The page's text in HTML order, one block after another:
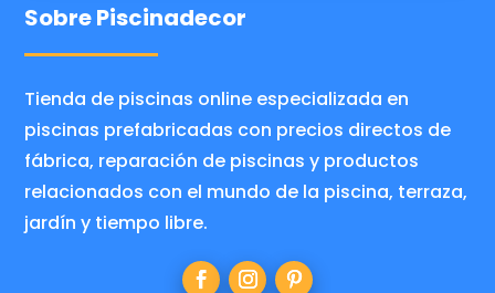
Sobre Piscinadecor
Tienda de piscinas online especializada en
piscinas prefabricadas con precios directos de
fábrica, reparación de piscinas y productos
relacionados con el mundo de la piscina, terraza,
jardín y tiempo libre.